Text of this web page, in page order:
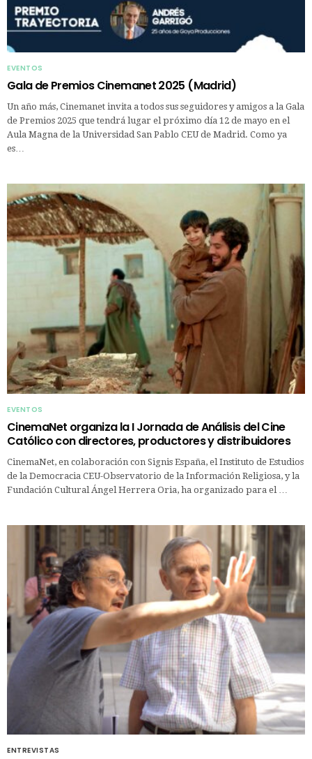
EVENTOS
Gala de Premios Cinemanet 2025 (Madrid)
Un año más, Cinemanet invita a todos sus seguidores y amigos a la Gala
de Premios 2025 que tendrá lugar el próximo día 12 de mayo en el
Aula Magna de la Universidad San Pablo CEU de Madrid. Como ya
es…
EVENTOS
CinemaNet organiza la I Jornada de Análisis del Cine
Católico con directores, productores y distribuidores
CinemaNet, en colaboración con Signis España, el Instituto de Estudios
de la Democracia CEU-Observatorio de la Información Religiosa, y la
Fundación Cultural Ángel Herrera Oria, ha organizado para el …
ENTREVISTAS